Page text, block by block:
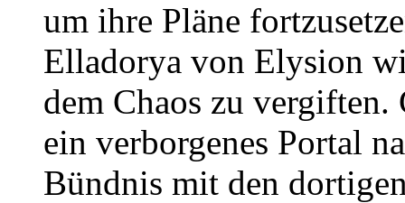
um ihre Pläne
Elladorya von Elysion
dem Chaos zu
ein verborgenes Portal
Bündnis mit den